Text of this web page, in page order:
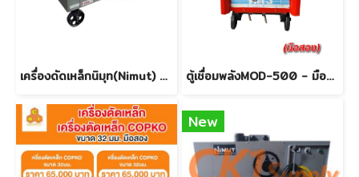
เครื่องดัดเหล็กนิมุท(Nimut) ขนาด 42 mm. สินค้าใหม่ (รุ่นใหม่) (ราคาโปรโมชั่น!!!) 02-047-9488 ตู้เชื่อมพลังMOD-500 - มือสอง
New